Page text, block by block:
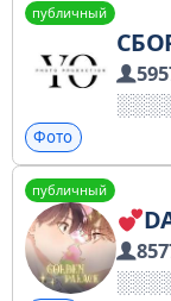
публичный
Фото
публичный